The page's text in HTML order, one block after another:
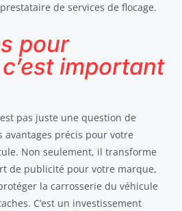
de services de flocage.
pour
important
pas juste une question de
précis pour votre
Non seulement, il transforme
de publicité pour votre marque,
la carrosserie du véhicule
C’est un investissement